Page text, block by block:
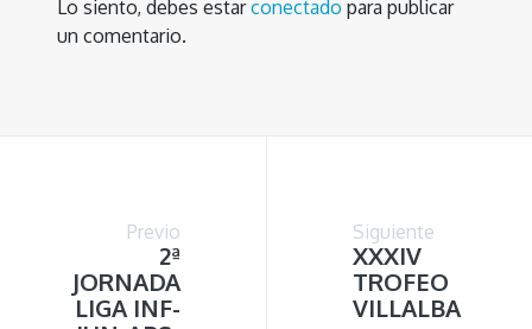
Lo siento, debes estarconectado para publicar
un comentario.
Previo
2ª
JORNADA
LIGA INF-
Siguiente
XXXIV
TROFEO
VILLALBA